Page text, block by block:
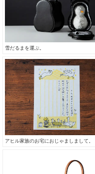
雪だるまを運ぶ。
アヒル家族のお宅におじゃましまして。